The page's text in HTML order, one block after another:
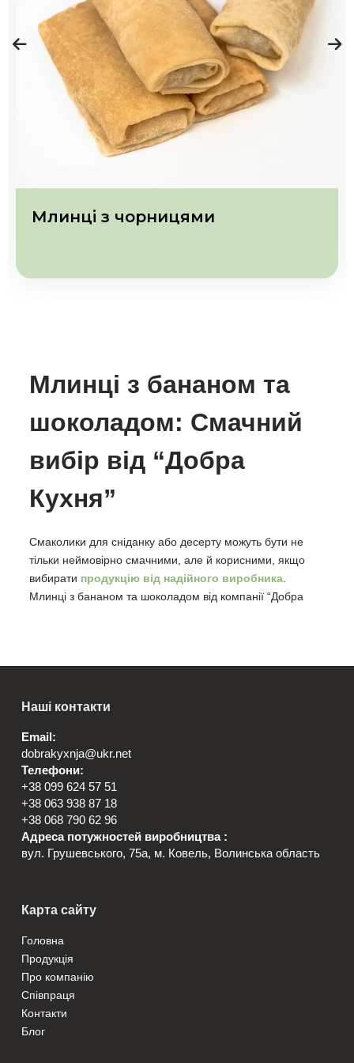
Млинці з чорницями
Млинці з бананом та
шоколадом: Смачний
вибір від “Добра
Кухня”
Смаколики для сніданку або десерту можуть бути не
тільки неймовірно смачними, але й корисними, якщо
вибирати продукцію від надійного виробника.
Млинці з бананом та шоколадом від компанії “Добра
“Добра Кухня”:
Гарантія якості та
смаку
Компанія “Добра Кухня” вже багато років займається
виробництвом якісних напівфабрикатів, зокрема,
продукти, без штучних добавок та консервантів. Це
корисними.
Млинці з бананом та
Наші контакти
Email:
dobrakyxnja@ukr.net
Телефони:
+38 099 624 57 51
+38 063 938 87 18
+38 068 790 62 96
Адреса потужностей виробництва :
вул. Грушевського, 75а, м. Ковель, Волинська область
Карта сайту
Головна
Продукція
Про компанію
Співпраця
Контакти
Блог